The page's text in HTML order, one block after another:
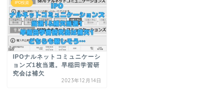
IPO投資
IPOナルネットコミュニケーシ
ョンズ1枚当選。早稲田学習研
究会は補欠
2023年12月14日